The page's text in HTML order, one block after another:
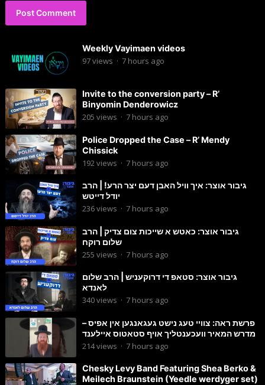
Weekly Vayimaen videos
97views · 7 hours ago
Invite to the conversion party – R’
Binyomin Denderowicz
205 views · 7 hours ago
Police Dropped the Case – R’ Mendy
Chissick
192views · 7 hours ago
גיבור אוצר: איך וויל האבן דעם יצר הרע! | הרב
יודל דייטש
236views · 7 hours ago
גיבור אוצר: כאטש א שייכות צום צדיק | הרב
שלום רוקח
255 views · 7 hours ago
גיבור אוצר: סטאפ די דרוקעניש | הרב שלום
לאנדא
340views · 7 hours ago
פרשת ראה: צוויי טעג נישט געגאנגען אין אפיס –
מדרש המאיר וועכענטליך אויף סטאטוס איילענד
214views · 7 hours ago
Chesky Levy Band Featuring Shea Berko &
Meilech Braunstein (Yeedle werdyger set)